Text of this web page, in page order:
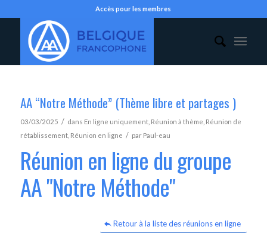
Accès pour les membres
AA “Notre Méthode” (Thème libre et partages )
03/03/2025 / dans En ligne uniquement, Réunion à thème Réunion de
rétablissement, Réunion en ligne / par Paul-eau
Réunion en ligne du groupe
AA "Notre Méthode"
Retour à la liste des réunions en ligne